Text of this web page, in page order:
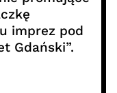
imprez pod
Gdański”.